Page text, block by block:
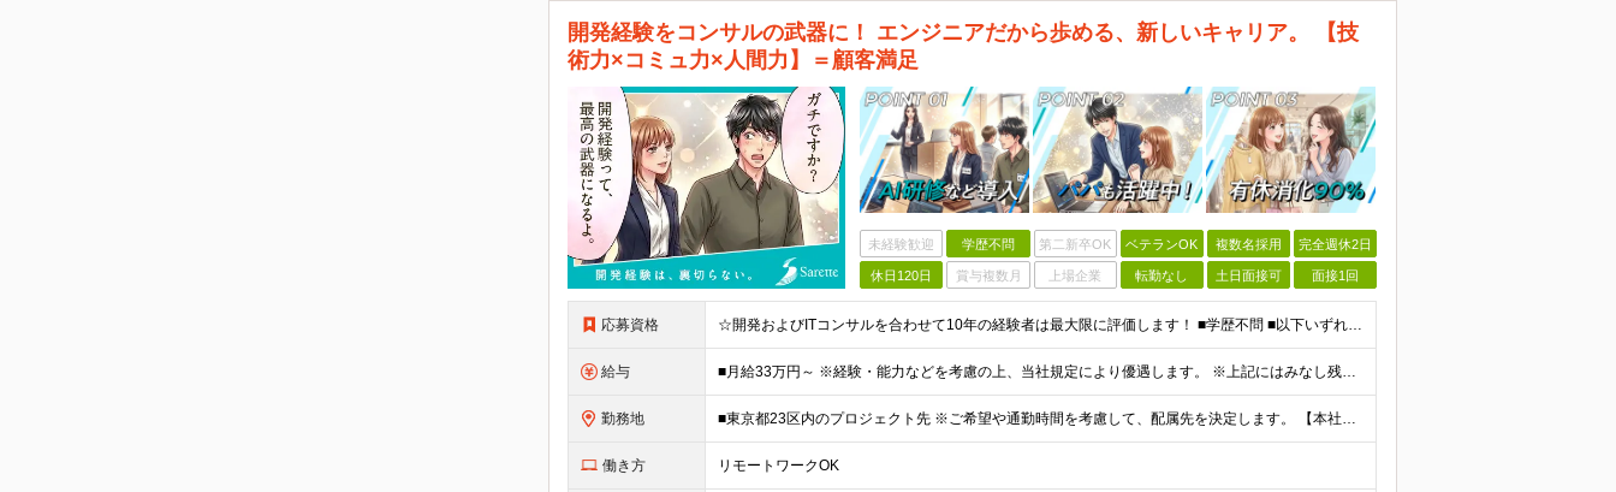
開発経験をコンサルの武器に！ エンジニアだから歩める、新しいキャリア。 【技
術力×コミュ力×人間力】＝顧客満足
未経験歓迎 学歴不問 第二新卒OK ベテランOK 複数名採用 完全週休2日
休日120日 賞与複数月 上場企業 転勤なし 土日面接可 面接1回
応募資格 ☆開発およびITコンサルを合わせて10年の経験者は最大限に評価します！ ■学歴不問 ■以下いずれかの経験をお持ちの方 ┗システム開発の経験（2年以上） ┗インフラ設計or構築経験（2年以上） ┗PMo
給与 ■月給33万円～ ※経験・能力などを考慮の上、当社規定により優遇します。 ※上記にはみなし残業代(25時間分3万8325円～)を含みます。25時間を超える残業には別途全額残業代を支給します。 ◎
勤務地 ■東京都23区内のプロジェクト先 ※ご希望や通勤時間を考慮して、配属先を決定します。 【本社】 東京都新宿区西新宿4-10-19 3階 ＼オフィス移転！デスクも心機一転アップデート！／ 全席に
働き方 リモートワークOK